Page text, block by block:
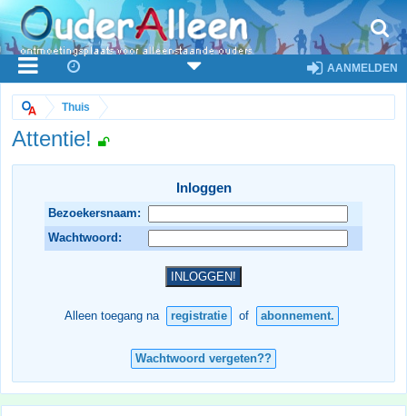
AANMELDEN
Thuis
Attentie!
Inloggen
Bezoekersnaam:
Wachtwoord:
Alleen toegang na registratie of abonnement.
Wachtwoord vergeten??